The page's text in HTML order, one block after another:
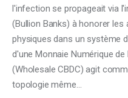
l'infection se propageait via
(Bullion Banks) à honorer
physiques dans un système
d'une Monnaie Numérique
(Wholesale CBDC) agit
topologie même…